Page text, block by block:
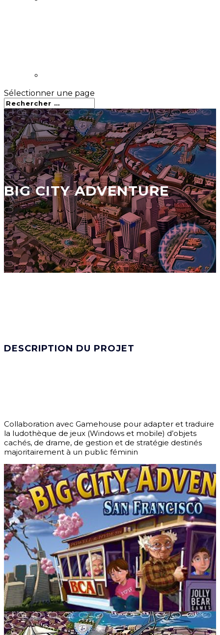
Sélectionner une page
BIG CITY ADVENTURE
DESCRIPTION DU PROJET
Collaboration avec Gamehouse pour adapter et traduire
la ludothèque de jeux (Windows et mobile) d’objets
cachés, de drame, de gestion et de stratégie destinés
majoritairement à un public féminin